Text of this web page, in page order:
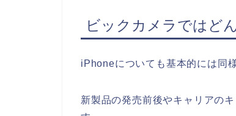
ビックカメラではど
iPhoneについても基本的には同
新製品の発売前後やキャリアの